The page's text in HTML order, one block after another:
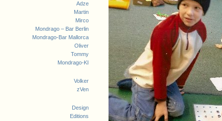
Adze
Martin
Mirco
Mondrago – Bar Berlin
Mondrago-Bar Mallorca
Oliver
Tommy
Mondrago-KI
Volker
zVen
Design
Editions